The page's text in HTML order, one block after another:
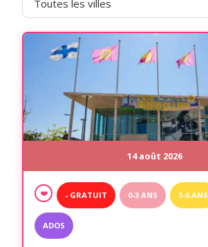
14 août 2026
❤️ - GRATUIT 0-3 ANS 3-6 ANS
ADOS